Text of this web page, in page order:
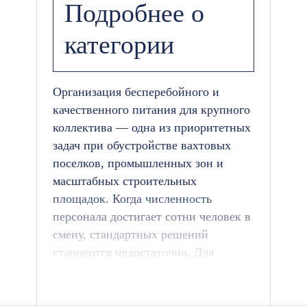
Подробнее о
категории
Организация бесперебойного и
качественного питания для крупного
коллектива — одна из приоритетных
задач при обустройстве вахтовых
поселков, промышленных зон и
масштабных строительных
площадок. Когда численность
персонала достигает сотни человек в
смену, стандартных решений
становится недостаточно. Для